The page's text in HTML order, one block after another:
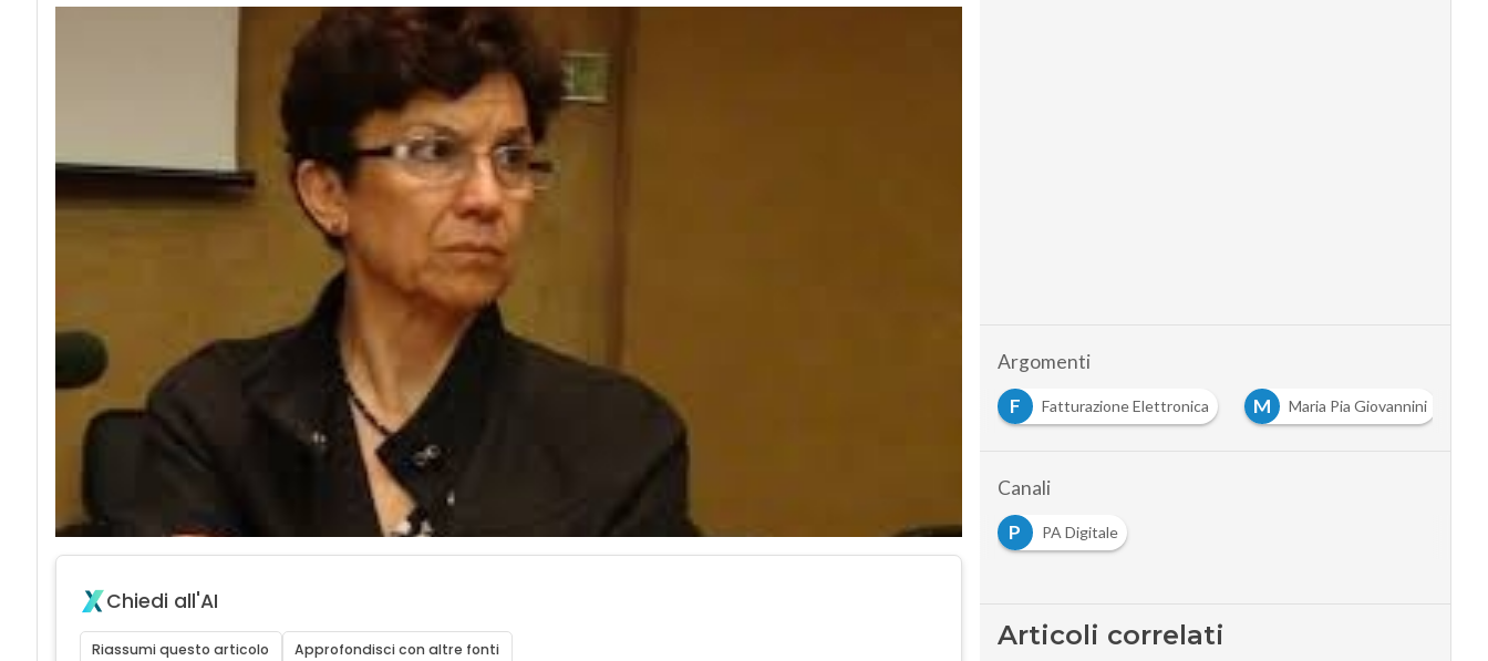
Chiedi all'AI
Riassumi questo articolo Approfondisci con altre fonti
Argomenti
F Fatturazione Elettronica M Maria Pia Giovannini
Canali
P
PA Digitale
Articoli correlati